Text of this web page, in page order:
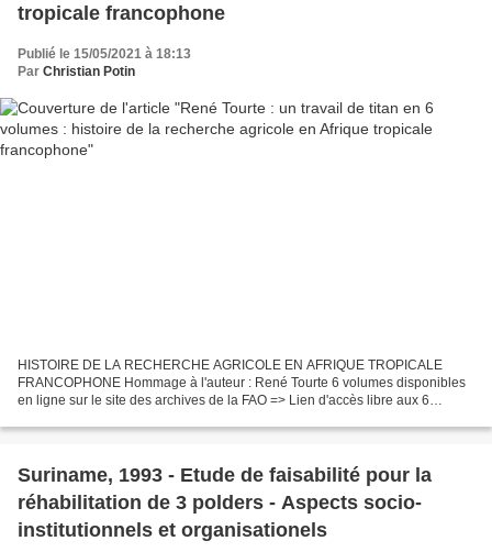
tropicale francophone
Publié le 15/05/2021 à 18:13
Par Christian Potin
HISTOIRE DE LA RECHERCHE AGRICOLE EN AFRIQUE TROPICALE
FRANCOPHONE Hommage à l'auteur : René Tourte 6 volumes disponibles
en ligne sur le site des archives de la FAO => Lien d'accès libre aux 6
Suriname, 1993 - Etude de faisabilité pour la
réhabilitation de 3 polders - Aspects socio-
institutionnels et organisationels